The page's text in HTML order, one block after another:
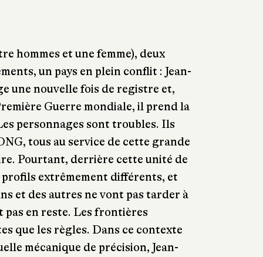
hommes et une femme), deux
un pays en plein conflit : Jean-
une nouvelle fois de registre et,
Guerre mondiale, il prend la
personnages sont troubles. Ils
tous au service de cette grande
Pourtant, derrière cette unité de
extrêmement différents, et
et des autres ne vont pas tarder à
pas en reste. Les frontières
que les règles. Dans ce contexte
mécanique de précision, Jean-